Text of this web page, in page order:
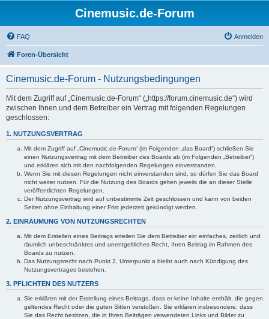
Cinemusic.de-Forum
FAQ Anmelden
Foren-Übersicht
Cinemusic.de-Forum - Nutzungsbedingungen
Mit dem Zugriff auf „Cinemusic.de-Forum“ („https://forum.cinemusic.de“) wird
zwischen Ihnen und dem Betreiber ein Vertrag mit folgenden Regelungen
geschlossen:
1. NUTZUNGSVERTRAG
Mit dem Zugriff auf „Cinemusic.de-Forum“ (im Folgenden „das Board“) schließen Sie
einen Nutzungsvertrag mit dem Betreiber des Boards ab (im Folgenden „Betreiber“)
und erklären sich mit den nachfolgenden Regelungen einverstanden.
Wenn Sie mit diesen Regelungen nicht einverstanden sind, so dürfen Sie das Board
nicht weiter nutzen. Für die Nutzung des Boards gelten jeweils die an dieser Stelle
veröffentlichten Regelungen.
Der Nutzungsvertrag wird auf unbestimmte Zeit geschlossen und kann von beiden
Seiten ohne Einhaltung einer Frist jederzeit gekündigt werden.
2. EINRÄUMUNG VON NUTZUNGSRECHTEN
Mit dem Erstellen eines Beitrags erteilen Sie dem Betreiber ein einfaches, zeitlich und
räumlich unbeschränktes und unentgeltliches Recht, Ihren Beitrag im Rahmen des
Boards zu nutzen.
Das Nutzungsrecht nach Punkt 2, Unterpunkt a bleibt auch nach Kündigung des
Nutzungsvertrages bestehen.
3. PFLICHTEN DES NUTZERS
Sie erklären mit der Erstellung eines Beitrags, dass er keine Inhalte enthält, die gegen
geltendes Recht oder die guten Sitten verstoßen. Sie erklären insbesondere, dass
Sie das Recht besitzen, die in Ihren Beiträgen verwendeten Links und Bilder zu